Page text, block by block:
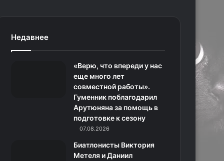
a
g
m
o
m
к
л
а
с
g
r
a
Недавнее
«Верю, что впереди у нас
еще много лет
совместной работы».
Гуменник поблагодарил
Арутюняна за помощь в
подготовке к сезону
07.08.2026
Биатлонисты Виктория
Метеля и Даниил